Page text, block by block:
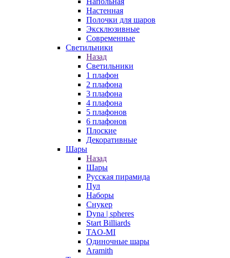
Настенная
Полочки для шаров
Эксклюзивные
Современные
Светильники
Назад
Светильники
1 плафон
2 плафона
3 плафона
4 плафона
5 плафонов
6 плафонов
Плоские
Декоративные
Шары
Назад
Шары
Русская пирамида
Пул
Наборы
Снукер
Dyna | spheres
Start Billiards
TAO-MI
Одиночные шары
Aramith